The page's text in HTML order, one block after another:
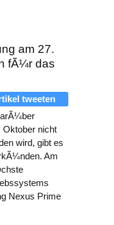
am 27.
fÃ¼r das
tweeten
Oktober nicht
wird, gibt es
Am
Nexus Prime